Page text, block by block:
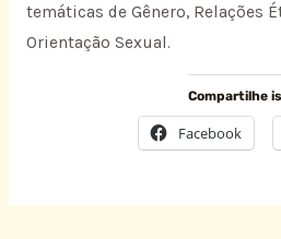
temáticas de Gênero, Relações
Orientação Sexual.
Compartilhe
Facebook